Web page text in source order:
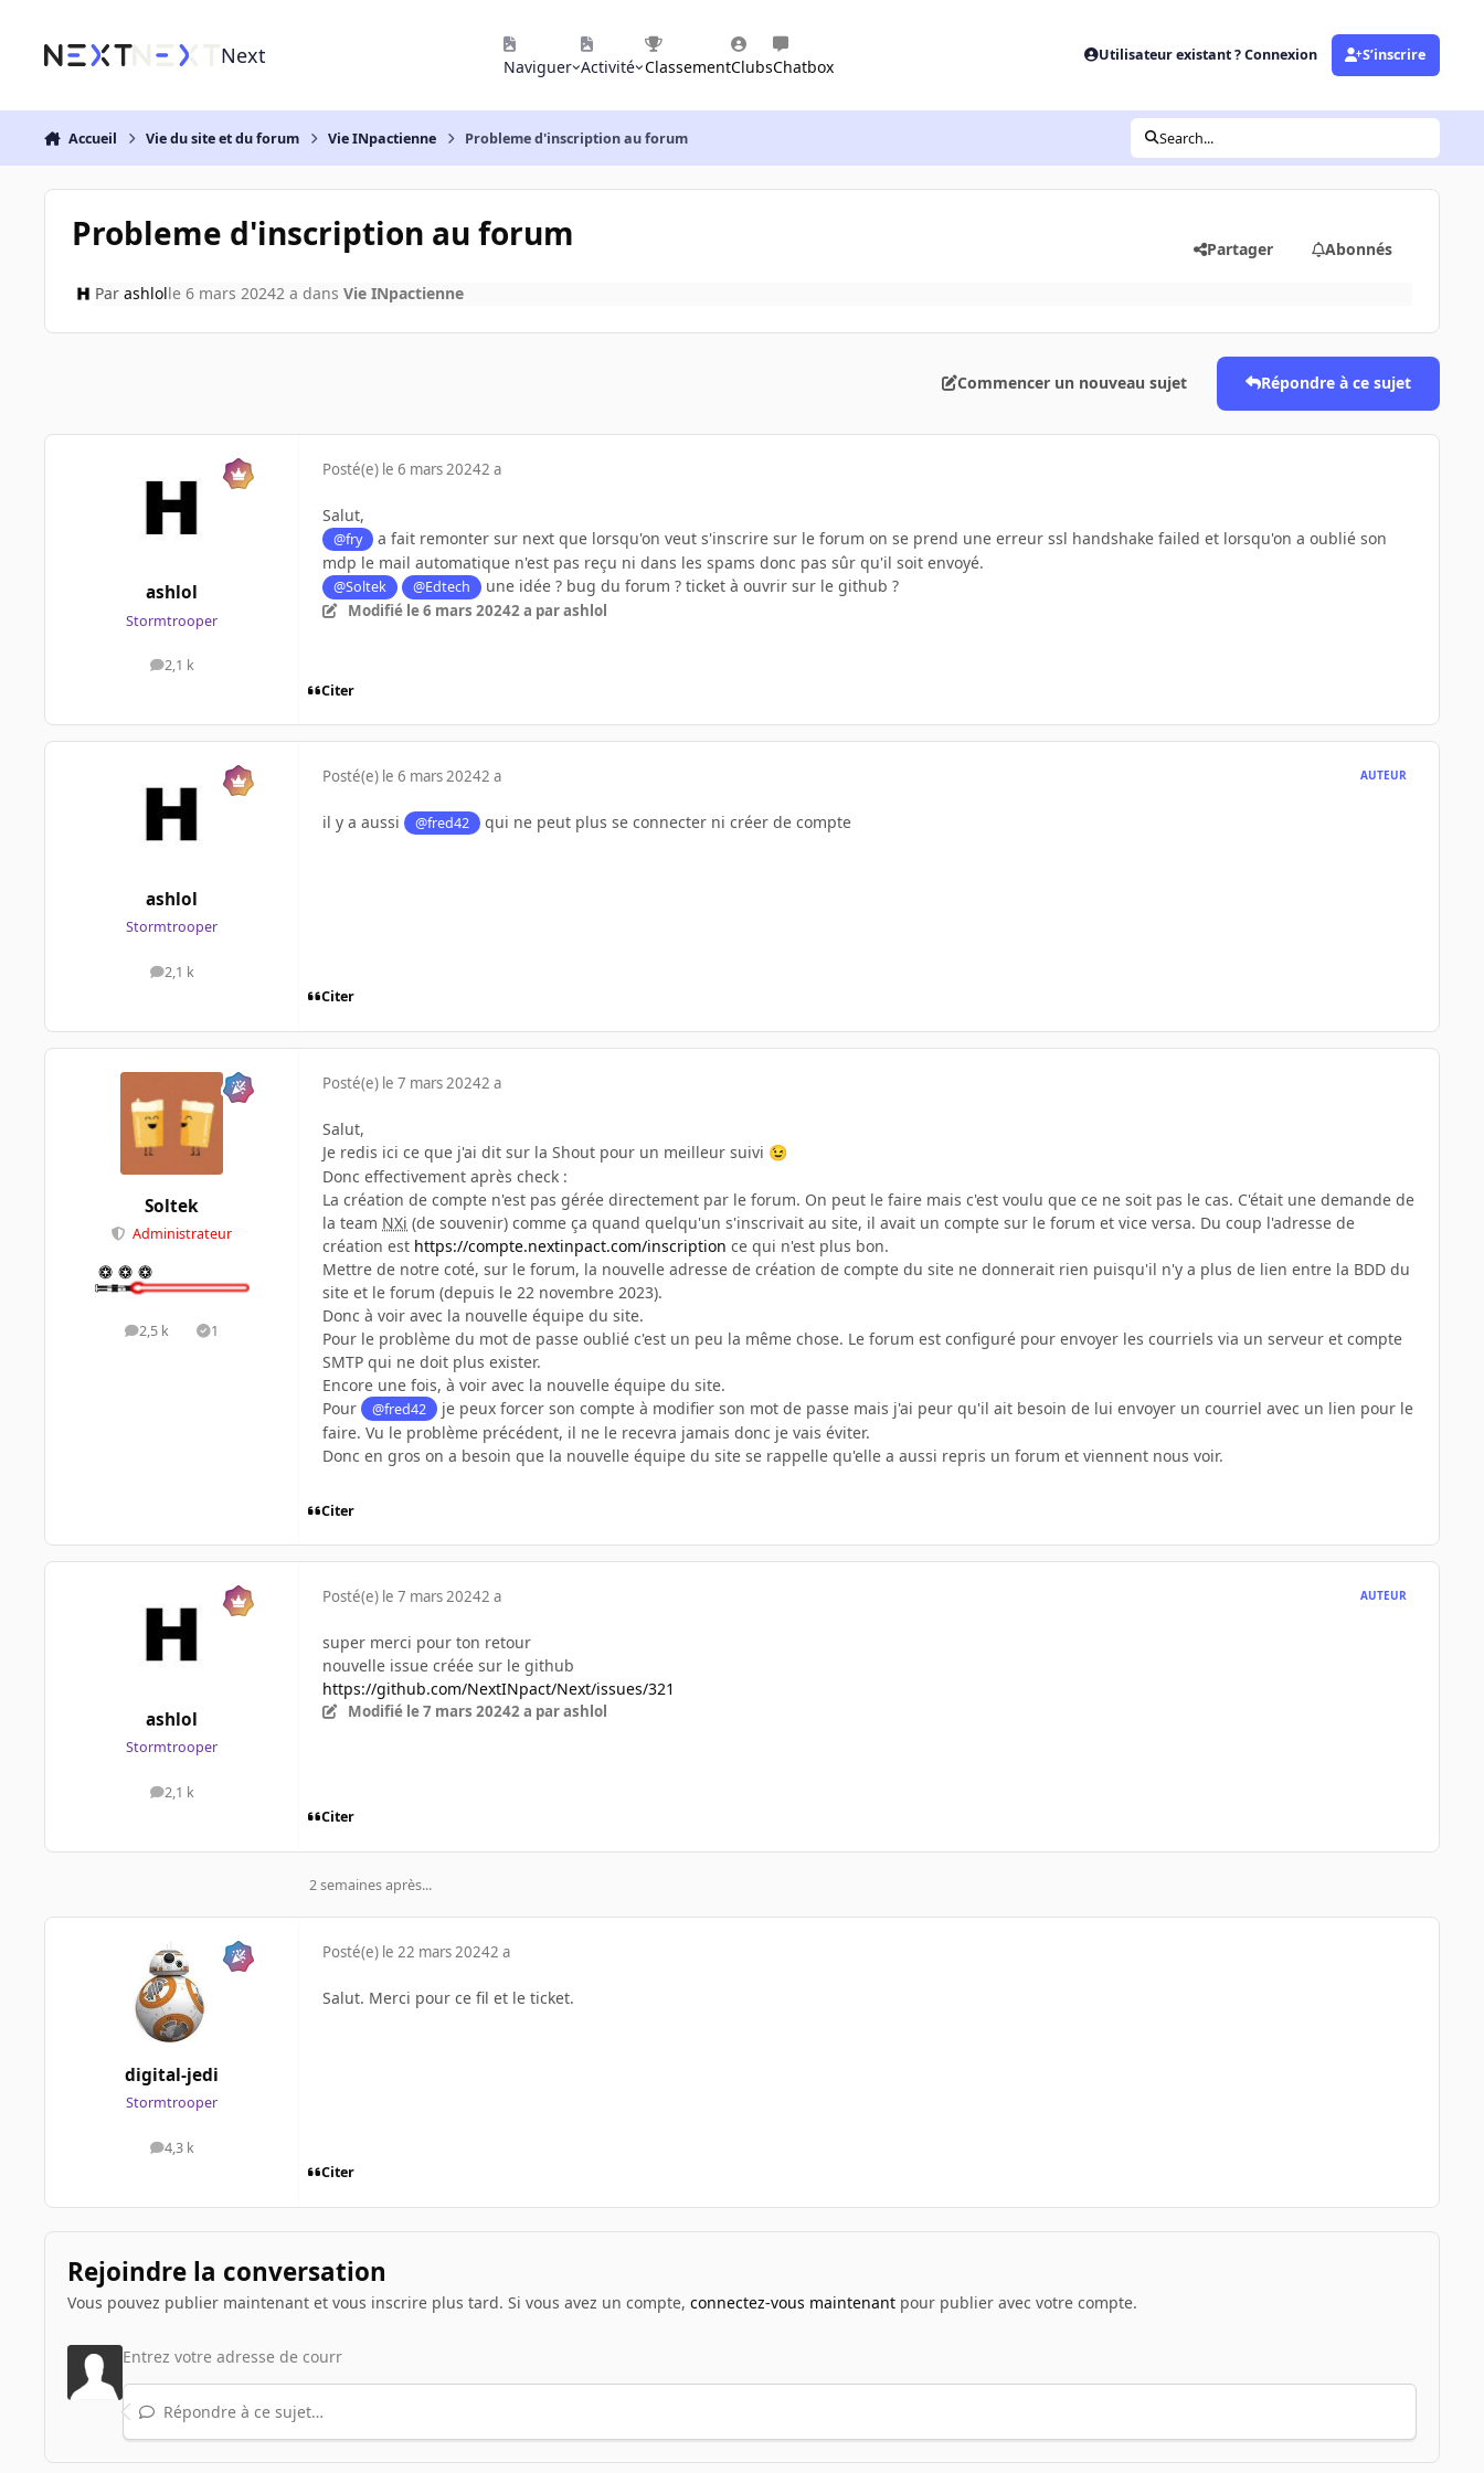
Next Naviguer Activité ClassementClubsChatbox
Utilisateur existant ? Connexion S’inscrire
Accueil Vie du site et du forum Vie INpactienne Probleme d'inscription au forum Search...
Probleme d'inscription au forum Partager Abonnés
Par ashlolle 6 mars 20242 a dans Vie INpactienne
Commencer un nouveau sujet Répondre à ce sujet
ashlol
Stormtrooper
2,1 k
messages
Posté(e) le 6 mars 20242 a
Salut,
@fry
a fait remonter sur next que lorsqu'on veut s'inscrire sur le forum on se prend une erreur ssl handshake failed et lorsqu'on a oublié son
mdp le mail automatique n'est pas reçu ni dans les spams donc pas sûr qu'il soit envoyé.
@Soltek @Edtech une idée ? bug du forum ? ticket à ouvrir sur le github ?
Modifié le 6 mars 20242 a par ashlol
Citer
ashlol
Stormtrooper
2,1 k
messages
Posté(e) le 6 mars 20242 a AUTEUR
il y a aussi @fred42 qui ne peut plus se connecter ni créer de compte
Citer
Soltek
Administrateur
2,5 k
messages1
Solutions
Posté(e) le 7 mars 20242 a
Salut,
Je redis ici ce que j'ai dit sur la Shout pour un meilleur suivi 😉
Donc effectivement après check :
La création de compte n'est pas gérée directement par le forum. On peut le faire mais c'est voulu que ce ne soit pas le cas. C'était une demande de
la team NXi (de souvenir) comme ça quand quelqu'un s'inscrivait au site, il avait un compte sur le forum et vice versa. Du coup l'adresse de
création est https://compte.nextinpact.com/inscription ce qui n'est plus bon.
Mettre de notre coté, sur le forum, la nouvelle adresse de création de compte du site ne donnerait rien puisqu'il n'y a plus de lien entre la BDD du
site et le forum (depuis le 22 novembre 2023).
Donc à voir avec la nouvelle équipe du site.
Pour le problème du mot de passe oublié c'est un peu la même chose. Le forum est configuré pour envoyer les courriels via un serveur et compte
SMTP qui ne doit plus exister.
Encore une fois, à voir avec la nouvelle équipe du site.
Pour
@fred42
je peux forcer son compte à modifier son mot de passe mais j'ai peur qu'il ait besoin de lui envoyer un courriel avec un lien pour le
faire. Vu le problème précédent, il ne le recevra jamais donc je vais éviter.
Donc en gros on a besoin que la nouvelle équipe du site se rappelle qu'elle a aussi repris un forum et viennent nous voir.
Citer
ashlol
Stormtrooper
2,1 k
messages
Posté(e) le 7 mars 20242 a AUTEUR
super merci pour ton retour
nouvelle issue créée sur le github
https://github.com/NextINpact/Next/issues/321
Modifié le 7 mars 20242 a par ashlol
Citer
2 semaines après...
digital-jedi
Stormtrooper
4,3 k
messages
Posté(e) le 22 mars 20242 a
Salut. Merci pour ce fil et le ticket.
Citer
Rejoindre la conversation
Vous pouvez publier maintenant et vous inscrire plus tard. Si vous avez un compte, connectez-vous maintenantpour publier avec votre compte.
Répondre à ce sujet…